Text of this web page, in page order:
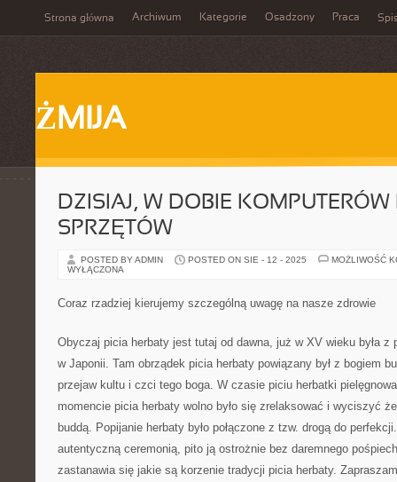
Strona główna Archiwum Kategorie Osadzony Praca
ŻMIJA
DZISIAJ, W DOBIE
SPRZĘTÓW
POSTED BY ADMIN POSTED ON SIE - 12 - 2025
MOŻLIWOŚĆ
WYŁĄCZONA
Coraz rzadziej kierujemy szczególną uwagę na nasze zdrowie
Obyczaj picia herbaty jest tutaj od dawna, już w XV wieku była z
w Japonii. Tam obrządek picia herbaty powiązany był z bogiem
przejaw kultu i czci tego boga. W czasie piciu herbatki
momencie picia herbaty wolno było się zrelaksować i wyciszyć
buddą. Popijanie herbaty było połączone z tzw. drogą do
autentyczną ceremonią, pito ją ostrożnie bez daremnego
zastanawia się jakie są korzenie tradycji picia herbaty.